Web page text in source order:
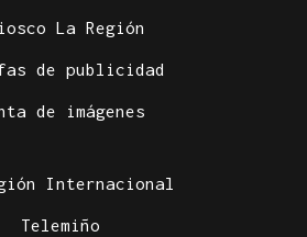
La Región
de publicidad
de imágenes
Internacional
Telemiño